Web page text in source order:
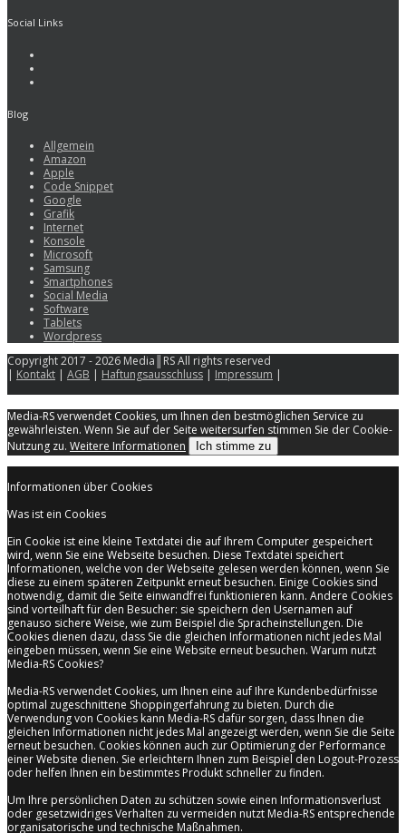
Social Links
Blog
Allgemein
Amazon
Apple
Code Snippet
Google
Grafik
Internet
Konsole
Microsoft
Samsung
Smartphones
Social Media
Software
Tablets
Wordpress
Copyright 2017 - 2026 Media║RS All rights reserved
| Kontakt | AGB | Haftungsausschluss | Impressum |
Media-RS verwendet Cookies, um Ihnen den bestmöglichen Service zu
gewährleisten. Wenn Sie auf der Seite weitersurfen stimmen Sie der Cookie-
Nutzung zu. Weitere Informationen Ich stimme zu
Informationen über Cookies
Was ist ein Cookies
Ein Cookie ist eine kleine Textdatei die auf Ihrem Computer gespeichert
wird, wenn Sie eine Webseite besuchen. Diese Textdatei speichert
Informationen, welche von der Webseite gelesen werden können, wenn Sie
diese zu einem späteren Zeitpunkt erneut besuchen. Einige Cookies sind
notwendig, damit die Seite einwandfrei funktionieren kann. Andere Cookies
sind vorteilhaft für den Besucher: sie speichern den Usernamen auf
genauso sichere Weise, wie zum Beispiel die Spracheinstellungen. Die
Cookies dienen dazu, dass Sie die gleichen Informationen nicht jedes Mal
eingeben müssen, wenn Sie eine Website erneut besuchen. Warum nutzt
Media-RS Cookies?
Media-RS verwendet Cookies, um Ihnen eine auf Ihre Kundenbedürfnisse
optimal zugeschnittene Shoppingerfahrung zu bieten. Durch die
Verwendung von Cookies kann Media-RS dafür sorgen, dass Ihnen die
gleichen Informationen nicht jedes Mal angezeigt werden, wenn Sie die Seite
erneut besuchen. Cookies können auch zur Optimierung der Performance
einer Website dienen. Sie erleichtern Ihnen zum Beispiel den Logout-Prozess
oder helfen Ihnen ein bestimmtes Produkt schneller zu finden.
Um Ihre persönlichen Daten zu schützen sowie einen Informationsverlust
oder gesetzwidriges Verhalten zu vermeiden nutzt Media-RS entsprechende
organisatorische und technische Maßnahmen.